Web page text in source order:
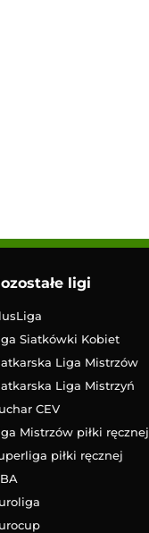
ligi
Siatkówki Kobiet
Liga Mistrzów
Liga Mistrzyń
CEV
Mistrzów piłki ręcznej
piłki ręcznej